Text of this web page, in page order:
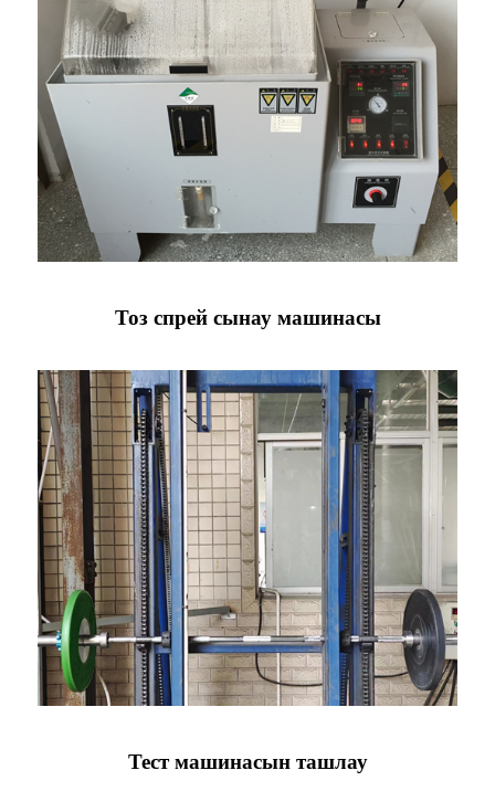
Тоз спрей сынау машинасы
Тест машинасын ташлау